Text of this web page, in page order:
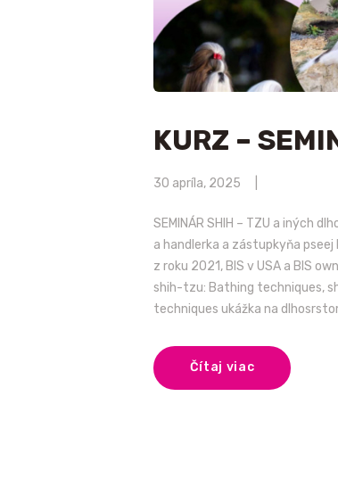
KURZ –
30 apríla, 2025
SEMINÁR SHIH – TZU a iných
a handlerka a zástupkyňa
z roku 2021, BIS v USA a BIS
shih-tzu: Bathing techniques,
techniques ukážka na
Čítaj viac